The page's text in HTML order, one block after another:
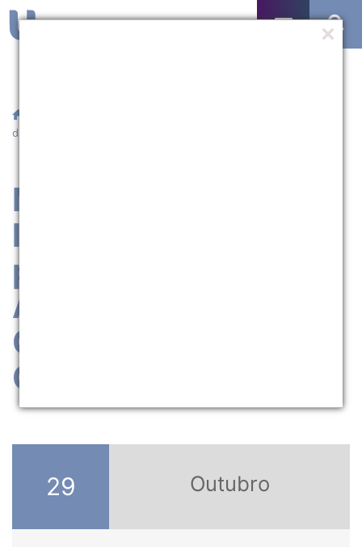
das Atividades Complementares Optativas (6º ano)
29 Outubro
Medicina - Data-
limite para entrega,
pelos alunos, das
Atividades
Complementares
Optativas (6º ano)